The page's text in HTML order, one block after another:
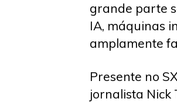
grande parte
IA, máquinas
amplamente
Presente no
jornalista Nick